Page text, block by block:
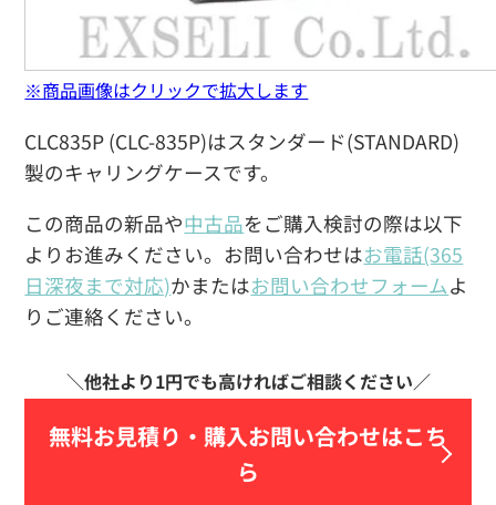
CLC835P (CLC-835P)はスタンダード(STANDARD)
製のキャリングケースです。
この商品の新品や中古品をご購入検討の際は以下
よりお進みください。お問い合わせはお電話(365
日深夜まで対応)かまたはお問い合わせフォームよ
りご連絡ください。
無料お見積り・ 購入お問い合わせはこち
ら
※商品画像はクリックで拡大します